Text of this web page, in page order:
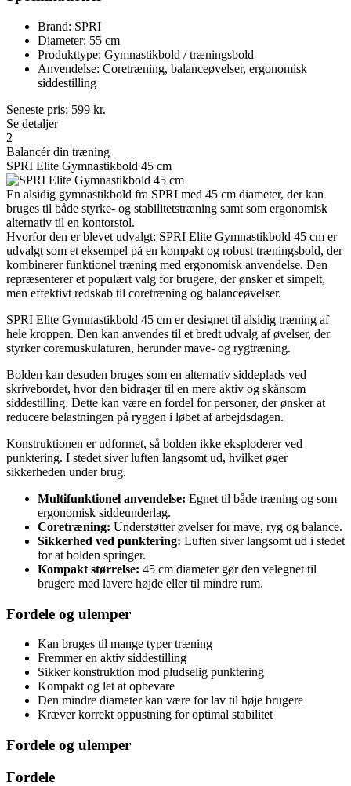
Brand: SPRI
Diameter: 55 cm
Produkttype: Gymnastikbold / træningsbold
Anvendelse: Coretræning, balanceøvelser, ergonomisk
siddestilling
Seneste pris: 599 kr.
Se detaljer
2
Balancér din træning
SPRI Elite Gymnastikbold 45 cm
En alsidig gymnastikbold fra SPRI med 45 cm diameter, der kan
bruges til både styrke- og stabilitetstræning samt som ergonomisk
alternativ til en kontorstol.
Hvorfor den er blevet udvalgt: SPRI Elite Gymnastikbold 45 cm er
udvalgt som et eksempel på en kompakt og robust træningsbold, der
kombinerer funktionel træning med ergonomisk anvendelse. Den
repræsenterer et populært valg for brugere, der ønsker et simpelt,
men effektivt redskab til coretræning og balanceøvelser.
SPRI Elite Gymnastikbold 45 cm er designet til alsidig træning af
hele kroppen. Den kan anvendes til et bredt udvalg af øvelser, der
styrker coremuskulaturen, herunder mave- og rygtræning.
Bolden kan desuden bruges som en alternativ siddeplads ved
skrivebordet, hvor den bidrager til en mere aktiv og skånsom
siddestilling. Dette kan være en fordel for personer, der ønsker at
reducere belastningen på ryggen i løbet af arbejdsdagen.
Konstruktionen er udformet, så bolden ikke eksploderer ved
punktering. I stedet siver luften langsomt ud, hvilket øger
sikkerheden under brug.
Multifunktionel anvendelse: Egnet til både træning og som
ergonomisk siddeunderlag.
Coretræning: Understøtter øvelser for mave, ryg og balance.
Sikkerhed ved punktering: Luften siver langsomt ud i stedet
for at bolden springer.
Kompakt størrelse: 45 cm diameter gør den velegnet til
brugere med lavere højde eller til mindre rum.
Fordele og ulemper
Kan bruges til mange typer træning
Fremmer en aktiv siddestilling
Sikker konstruktion mod pludselig punktering
Kompakt og let at opbevare
Den mindre diameter kan være for lav til høje brugere
Kræver korrekt oppustning for optimal stabilitet
Fordele og ulemper
Fordele